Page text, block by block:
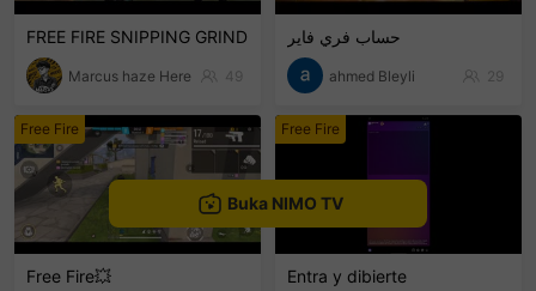
FREE FIRE SNIPPING GRIND
Marcus haze Here 49
حساب فري فاير
ahmed Bleyli 29
Free Fire
Free Fire💥
Free Fire
Entra y dibierte
Buka NIMO TV